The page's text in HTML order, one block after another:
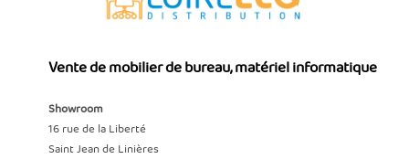
Vente de mobilier de bureau, matériel informatique
Showroom
16 rue de la Liberté
Saint Jean de Linières